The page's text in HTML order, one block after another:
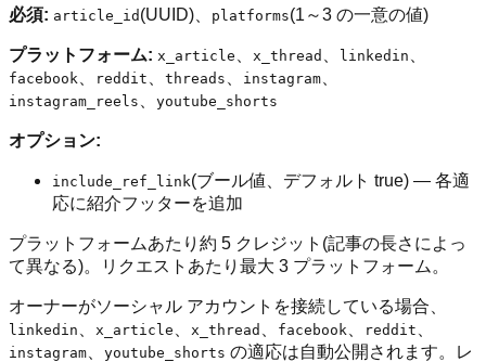
必須: article_id (UUID)、 platforms(1～3 の一意の値)
プラットフォーム: x_article x_thread linkedin
facebook reddit threads instagram
instagram_reels youtube_shorts
オプション:
include_ref_link(ブール値、デフォルト true) — 各適
応に紹介フッターを追加
プラットフォームあたり約 5 クレジット(記事の長さによっ
て異なる)。リクエストあたり最大 3 プラットフォーム。
オーナーがソーシャル アカウントを接続している場合、
linkedin x_article x_thread facebook reddit
instagram youtube_shorts の適応は自動公開されます。レ